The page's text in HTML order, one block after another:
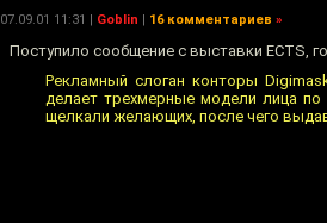
07.09.01 11:31 | Goblin | 16 комментариев »
Поступило сообщение с выставки ECTS,
Рекламный слоган конторы
делает трехмерные модели лица
щелкали желающих, после чего